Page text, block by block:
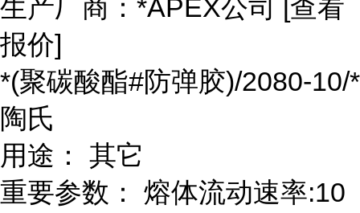
生产厂商：*APEX公司 [查看
报价]
*(聚碳酸酯#防弹胶)/2080-10/*
陶氏
用途： 其它
重要参数： 熔体流动速率:10